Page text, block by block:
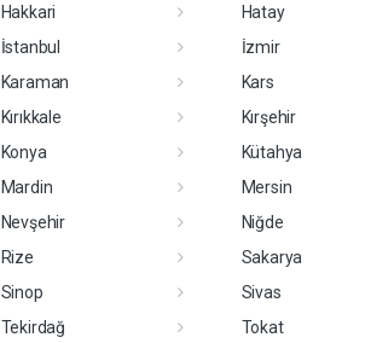
Hakkari
Hatay
İstanbul
İzmir
Karaman
Kars
Kırıkkale
Kırşehir
Konya
Kütahya
Mardin
Mersin
Nevşehir
Niğde
Rize
Sakarya
Sinop
Sivas
Tekirdağ
Tokat